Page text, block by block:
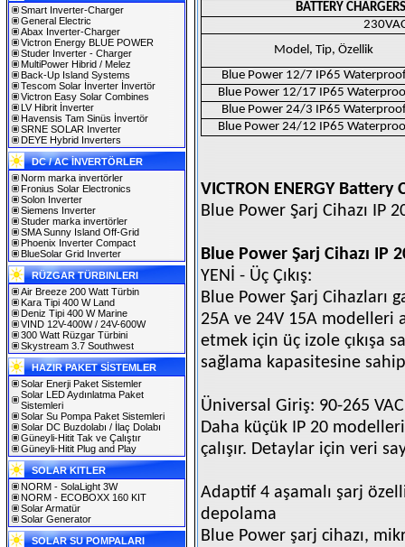
Smart Inverter-Charger
General Electric
Abax Inverter-Charger
Victron Energy BLUE POWER
Studer Inverter - Charger
MultiPower Hibrid / Melez
Back-Up Island Systems
Tescom Solar İnverter İnvertör
Victron Easy Solar Combines
LV Hibrit İnverter
Havensis Tam Sinüs İnvertör
SRNE SOLAR Inverter
DEYE Hybrid Inverters
DC / AC İNVERTÖRLER
Norm marka invertörler
Fronius Solar Electronics
Solon Inverter
Siemens Inverter
Studer marka invertörler
SMA Sunny Island Off-Grid
Phoenix Inverter Compact
BlueSolar Grid Inverter
RÜZGAR TÜRBINLERI
Air Breeze 200 Watt Türbin
Kara Tipi 400 W Land
Deniz Tipi 400 W Marine
VIND 12V-400W / 24V-600W
300 Watt Rüzgar Türbini
Skystream 3.7 Southwest
HAZIR PAKET SİSTEMLER
Solar Enerji Paket Sistemler
Solar LED Aydınlatma Paket
Sistemleri
Solar Su Pompa Paket Sistemleri
Solar DC Buzdolabı / İlaç Dolabı
Güneyli-Hitit Tak ve Çalıştır
Güneyli-Hitit Plug and Play
SOLAR KITLER
NORM - SolaLight 3W
NORM - ECOBOXX 160 KIT
Solar Armatür
Solar Generator
SOLAR SU POMPALARI
BATTERY
Model, Tip, Özellik
Blue Power 12/7 IP65
Blue Power 12/17 IP65
Blue Power 24/3 IP65
Blue Power 24/12 IP65
VICTRON ENERGY Battery
Blue Power Şarj Cihazı IP
Blue Power Şarj Cihazı IP
YENİ - Üç Çıkış:
Blue Power Şarj Cihazları
25A ve 24V 15A modelleri
etmek için üç izole çıkışa
sağlama kapasitesine
Üniversal Giriş: 90-265
Daha küçük IP 20
çalışır. Detaylar için veri
Adaptif 4 aşamalı şarj
depolama
Blue Power şarj cihazı,